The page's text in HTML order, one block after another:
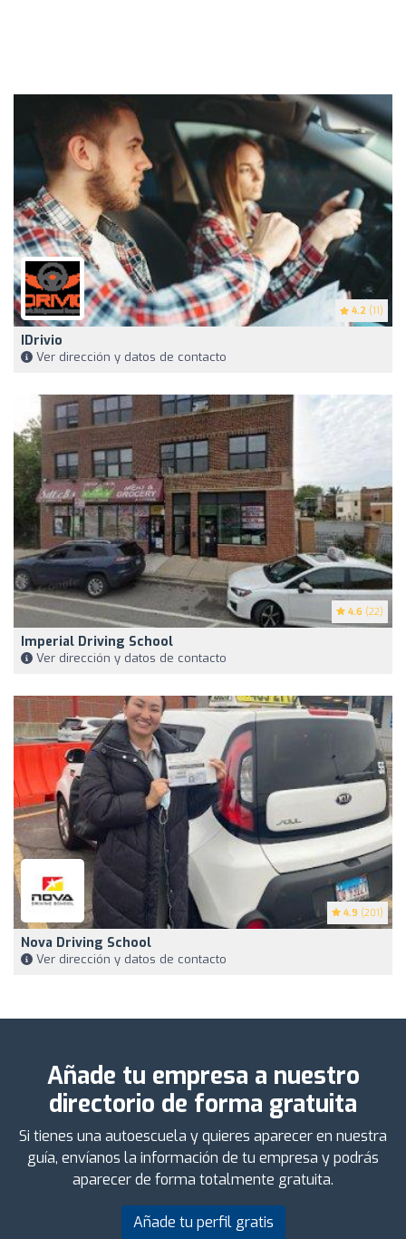
4.2 (11)
IDrivio
Ver dirección y datos de contacto
4.6 (22)
Imperial Driving School
Ver dirección y datos de contacto
4.9 (201)
Nova Driving School
Ver dirección y datos de contacto
Añade tu empresa a nuestro
directorio de forma gratuita
Si tienes una autoescuela y quieres aparecer en nuestra
guía, envíanos la información de tu empresa y podrás
aparecer de forma totalmente gratuita.
Añade tu perfil gratis